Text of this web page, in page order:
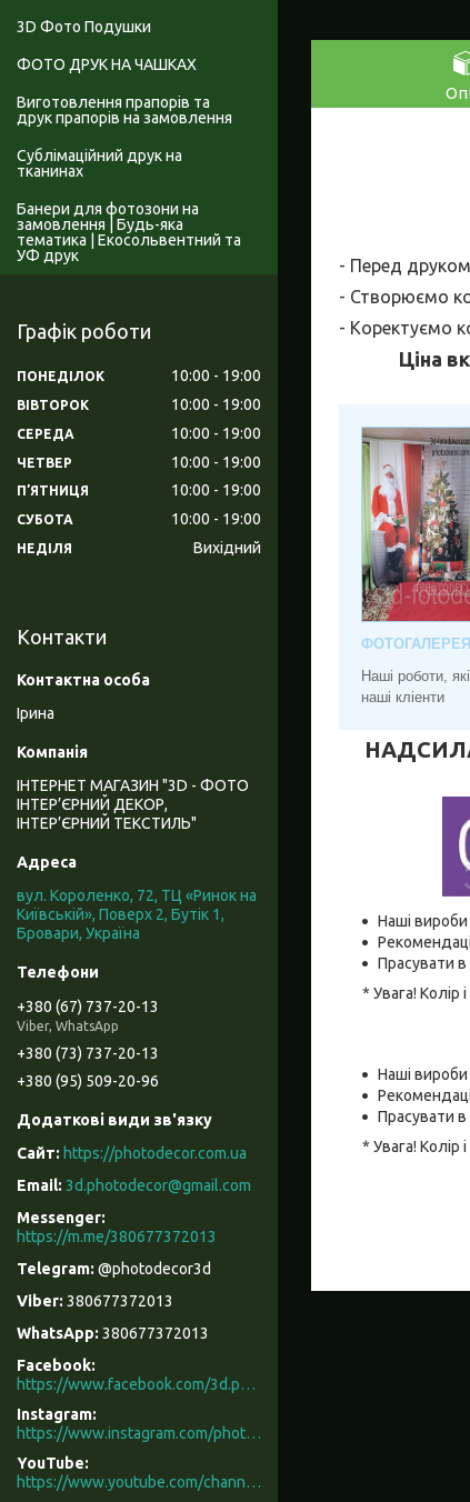
- Перед друком
- Створюємо
- Коректуємо
Ціна
Наші роботи,
наші кліенти
Наші вироби
Прасувати
* Увага! Колір
Наші вироби
Прасувати
* Увага! Колір
3D Фото Подушки
ФОТО ДРУК НА ЧАШКАХ
Виготовлення прапорів та
друк прапорів на замовлення
Сублімаційний друк на
тканинах
Банери для фотозони на
замовлення | Будь-яка
тематика | Екосольвентний та
УФ друк
Графік роботи
ПОНЕДІЛОК 10:00 19:00
ВІВТОРОК 10:00 19:00
СЕРЕДА 10:00 19:00
ЧЕТВЕР 10:00 19:00
ПʼЯТНИЦЯ 10:00 19:00
СУБОТА 10:00 19:00
НЕДІЛЯ Вихідний
Контакти
Ірина
ІНТЕРНЕТ МАГАЗИН "3D - ФОТО
ІНТЕР’ЄРНИЙ ДЕКОР,
ІНТЕР’ЄРНИЙ ТЕКСТИЛЬ"
вул. Короленко, 72, ТЦ «Ринок на
Київській», Поверх 2, Бутік 1,
Бровари, Україна
+380 (67) 737-20-13
Viber, WhatsApp
+380 (73) 737-20-13
+380 (95) 509-20-96
https://photodecor.com.ua
3d.photodecor@gmail.com
https://m.me/380677372013
@photodecor3d
380677372013
380677372013
Facebook
https://www.facebook.com/3d.photodecor/
Instagram
https://www.instagram.com/photodecor.com.ua/
YouTube
https://www.youtube.com/channel/UCXCUerfqRY1Pw7-IptdbqyA/videos